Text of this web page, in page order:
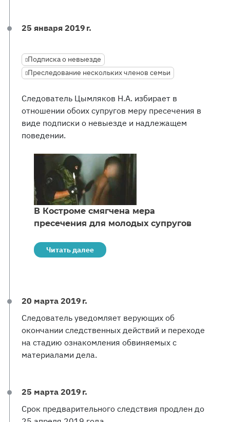
25 января 2019 г.
Подписка о невыезде
Преследование нескольких членов семьи
Следователь Цымляков Н.А. избирает в
отношении обоих супругов меру пресечения в
виде подписки о невыезде и надлежащем
поведении.
В Костроме смягчена мера
пресечения для молодых супругов
Читать далее
20 марта 2019 г.
Следователь уведомляет верующих об
окончании следственных действий и переходе
на стадию ознакомления обвиняемых с
материалами дела.
25 марта 2019 г.
Срок предварительного следствия продлен до